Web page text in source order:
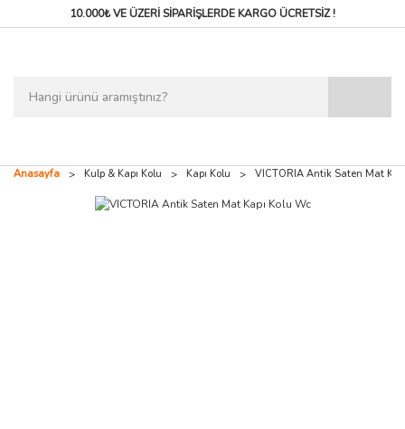
10.000₺ VE ÜZERİ SİPARİŞLERDEKARGO ÜCRETSİZ !
Anasayfa Kulp & Kapı Kolu Kapı Kolu VICTORIA Antik Saten Mat